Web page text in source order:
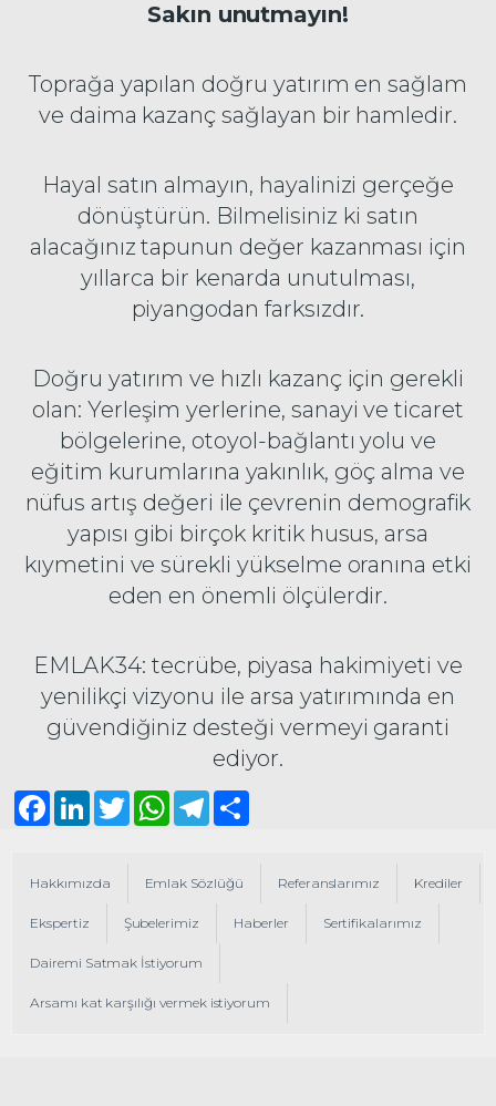
Sakın unutmayın!
Toprağa yapılan doğru yatırım en sağlam
ve daima kazanç sağlayan bir hamledir.
Hayal satın almayın, hayalinizi gerçeğe
dönüştürün. Bilmelisiniz ki satın
alacağınız tapunun değer kazanması için
yıllarca bir kenarda unutulması,
piyangodan farksızdır.
Doğru yatırım ve hızlı kazanç için gerekli
olan: Yerleşim yerlerine, sanayi ve ticaret
bölgelerine, otoyol-bağlantı yolu ve
eğitim kurumlarına yakınlık, göç alma ve
nüfus artış değeri ile çevrenin demografik
yapısı gibi birçok kritik husus, arsa
kıymetini ve sürekli yükselme oranına etki
eden en önemli ölçülerdir.
EMLAK34: tecrübe, piyasa hakimiyeti ve
yenilikçi vizyonu ile arsa yatırımında en
güvendiğiniz desteği vermeyi garanti
ediyor.
Hakkımızda Emlak Sözlüğü Referanslarımız Krediler
Ekspertiz Şubelerimiz Haberler Sertifikalarımız
Dairemi Satmak İstiyorum
Arsamı kat karşılığı vermek istiyorum
FacebookLinkedInTwitter WhatsAppTelegram